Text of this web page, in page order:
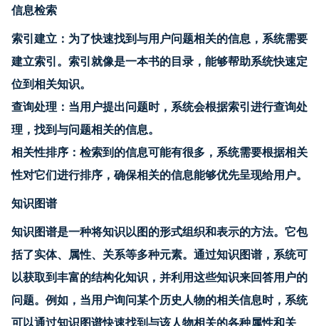
信息检索
索引建立：为了快速找到与用户问题相关的信息，系统需要
建立索引。索引就像是一本书的目录，能够帮助系统快速定
位到相关知识。
查询处理：当用户提出问题时，系统会根据索引进行查询处
理，找到与问题相关的信息。
相关性排序：检索到的信息可能有很多，系统需要根据相关
性对它们进行排序，确保相关的信息能够优先呈现给用户。
知识图谱
知识图谱是一种将知识以图的形式组织和表示的方法。它包
括了实体、属性、关系等多种元素。通过知识图谱，系统可
以获取到丰富的结构化知识，并利用这些知识来回答用户的
问题。例如，当用户询问某个历史人物的相关信息时，系统
可以通过知识图谱快速找到与该人物相关的各种属性和关